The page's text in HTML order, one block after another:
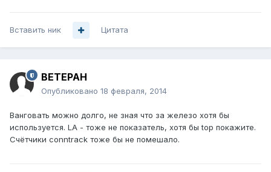
Вставить ник Цитата
BETEPAH
Опубликовано 18 февраля, 2014
Ванговать можно долго, не зная что за железо хотя бы
используется. LA - тоже не показатель, хотя бы top покажите.
Счётчики conntrack тоже бы не помешало.